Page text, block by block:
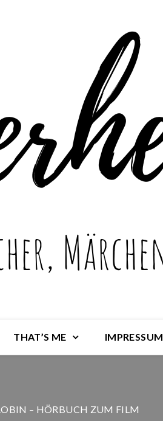
THAT’S ME IMPRESSUM
– HÖRBUCH ZUM FILM